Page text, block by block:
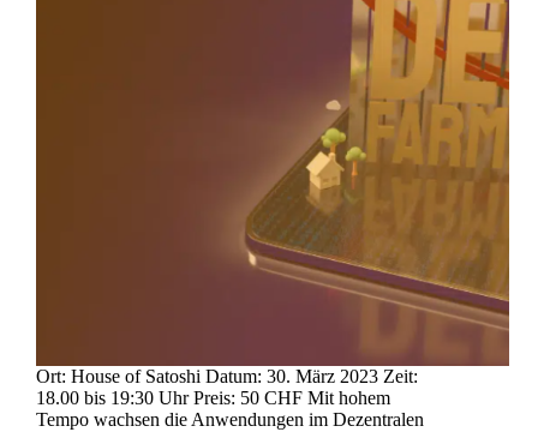
Ort: House of Satoshi Datum: 30. März 2023 Zeit:
18.00 bis 19:30 Uhr Preis: 50 CHF Mit hohem
Tempo wachsen die Anwendungen im Dezentralen